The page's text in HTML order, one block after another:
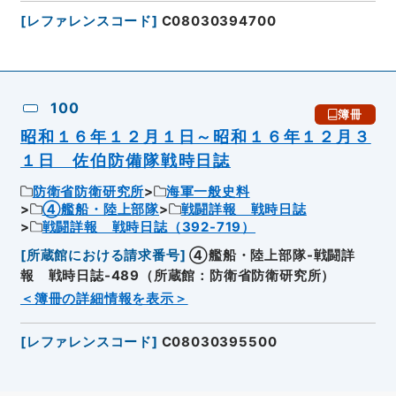
[レファレンスコード] C08030394700
100 簿冊
昭和１６年１２月１日～昭和１６年１２月３
１日 佐伯防備隊戦時日誌
防衛省防衛研究所
海軍一般史料
④艦船・陸上部隊
戦闘詳報 戦時日誌
戦闘詳報 戦時日誌（392-719）
[所蔵館における請求番号] ④艦船・陸上部隊-戦闘詳
報 戦時日誌-489（所蔵館：防衛省防衛研究所）
＜簿冊の詳細情報を表示＞
[レファレンスコード] C08030395500